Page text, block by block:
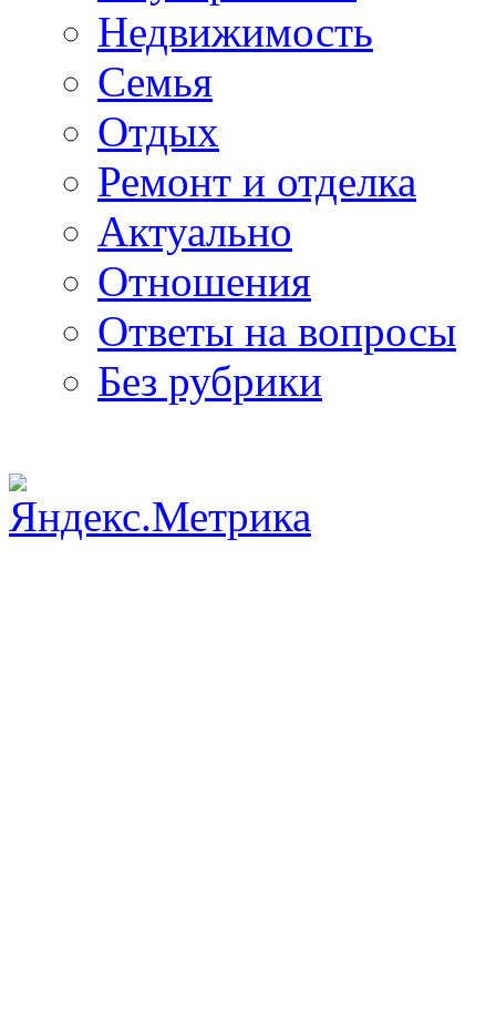
Недвижимость
Семья
Отдых
Ремонт и отделка
Актуально
Отношения
Ответы на вопросы
Без рубрики